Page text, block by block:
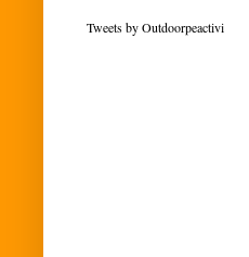
Tweets by Outdoorpeactivi